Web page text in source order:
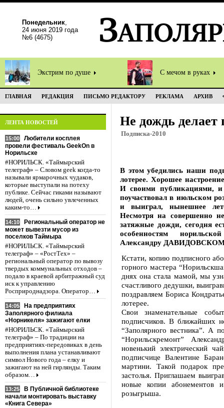
Понедельник,
24 июня 2019 года
№6 (4675)
Экстрим по душе С мечом в руках
ГЛАВНАЯ РЕДАКЦИЯ ПИСЬМО РЕДАКТОРУ РЕКЛАМА АРХИВ
ЛЕНТА НОВОСТЕЙ
15:00
Любители косплея
провели фестиваль GeekOn в
Норильске
#НОРИЛЬСК. «Таймырский
телеграф» – Словом geek когда-то
называли ярмарочных чудаков,
которые выступали на потеху
публике. Сейчас гиками называют
людей, очень сильно увлеченных
каким-то…
14:10
Региональный оператор не
может вывезти мусор из
поселков Таймыра
#НОРИЛЬСК. «Таймырский
телеграф» – «РостТех» –
региональный оператор по вывозу
твердых коммунальных отходов –
подало в краевой арбитражный суд
иск к управлению
Росприроднадзора. Оператор…
14:05
На предприятиях
Заполярного филиала
«Норникеля» зажигают елки
#НОРИЛЬСК. «Таймырский
телеграф» – По традиции на
предприятиях-передовиках в день
выполнения плана устанавливают
символ Нового года – елку и
зажигают на ней гирлянды. Таким
образом…
13:25
В Публичной библиотеке
начали монтировать выставку
«Книга Севера»
Не дождь делает
Подписка-2010
В этом убедились наши
лотерее. Хорошее
И своими публикациями,
поучаствовал в июльском
и выиграл, нынешнее
Несмотря на совершенно
затяжные дожди, сегодня
особенностям
Александру
Кстати, копию подписного
горного мастера
днях она стала мамой, мы
счастливого дедушки,
поздравляем Бориса
лотерее.
Свои знаменательные
подписчиков. В ближайших
“Заполярного вестника”. А
“Норильскремонт”
новенький электрический
подписчице Валентине
мартини. Такой подарок
застолья. Приглашаем
новые копии абонементов
розыгрыша.